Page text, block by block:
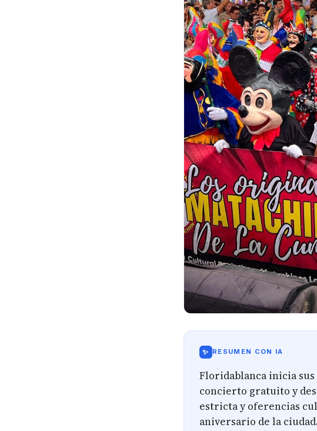
✨ RESUMEN CON IA
Floridablanca inicia sus
concierto gratuito y
estricta y oferencias
aniversario de la